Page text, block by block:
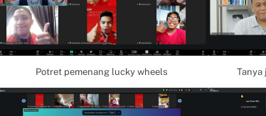
Potret pemenang lucky wheels Tanya